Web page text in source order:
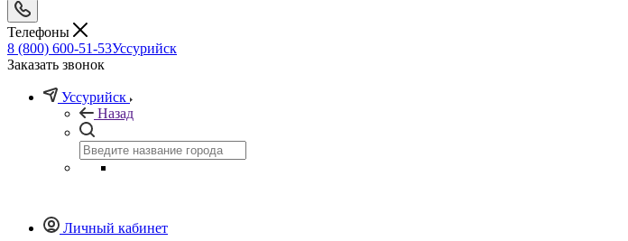
Телефоны
8 (800) 600-51-53Уссурийск
Заказать звонок
Уссурийск
Назад
Личный кабинет